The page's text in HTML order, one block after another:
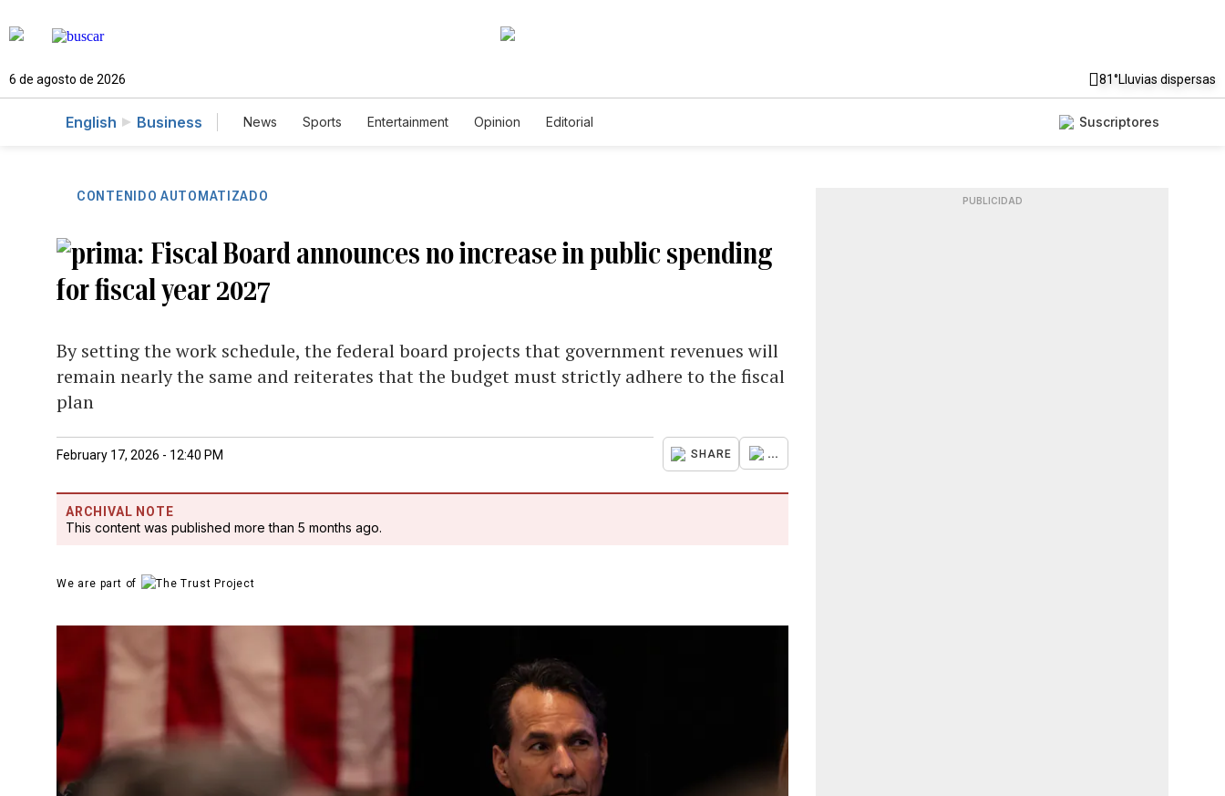
6 de agosto de 2026 81°Lluvias dispersas
English Business News Sports Entertainment Opinion Editorial Suscriptores
CONTENIDO AUTOMATIZADO
Fiscal Board announces no increase in public spending
for fiscal year 2027
By setting the work schedule, the federal board projects that government revenues will
remain nearly the same and reiterates that the budget must strictly adhere to the fiscal
plan
February 17, 2026 - 12:40 PM SHARE ...
ARCHIVAL NOTE
This content was published more than 5 months ago.
We are part of
PUBLICIDAD